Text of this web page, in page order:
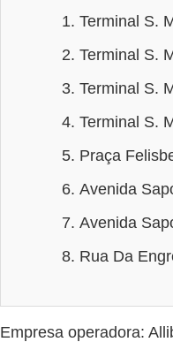
Terminal S.
Terminal S.
Terminal S.
Terminal S.
Praça
Avenida
Avenida
Rua Da
Empresa operadora: